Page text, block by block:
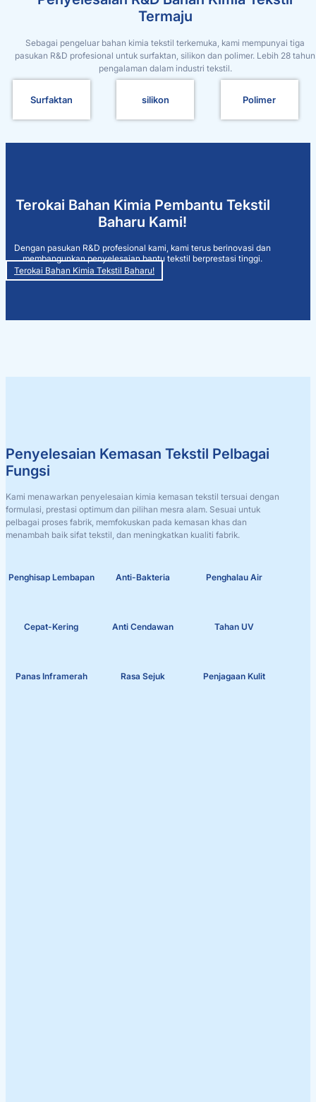
Termaju
Sebagai pengeluar bahan kimia tekstil terkemuka, kami mempunyai tiga
pasukan R&D profesional untuk surfaktan, silikon dan polimer. Lebih 28 tahun
pengalaman dalam industri tekstil.
Surfaktan silikon Polimer
Terokai Bahan Kimia Pembantu Tekstil
Baharu Kami!
Dengan pasukan R&D profesional kami, kami terus berinovasi dan
membangunkan penyelesaian bantu tekstil berprestasi tinggi.
Terokai Bahan Kimia Tekstil Baharu!
Penyelesaian Kemasan Tekstil Pelbagai
Fungsi
Kami menawarkan penyelesaian kimia kemasan tekstil tersuai dengan
formulasi, prestasi optimum dan pilihan mesra alam. Sesuai untuk
pelbagai proses fabrik, memfokuskan pada kemasan khas dan
menambah baik sifat tekstil, dan meningkatkan kualiti fabrik.
Penghisap Lembapan Anti-Bakteria Penghalau Air
Cepat-Kering Anti Cendawan Tahan UV
Panas Inframerah Rasa Sejuk Penjagaan Kulit